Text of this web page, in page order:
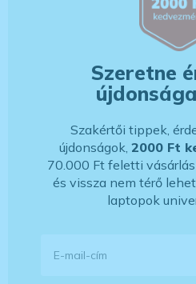
Szeretne
Szakértői tippek,
újdonságok, 2000 Ft
70.000 Ft feletti
és vissza nem térő
laptopok